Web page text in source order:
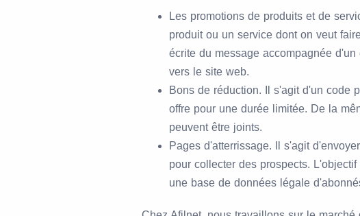
Les promotions de produits et de
produit ou un service dont on veut
écrite du message accompagnée
vers le site web.
Bons de réduction. Il s'agit d'un code
offre pour une durée limitée. De la
peuvent être joints.
Pages d'atterrissage. Il s'agit
pour collecter des prospects.
une base de données légale